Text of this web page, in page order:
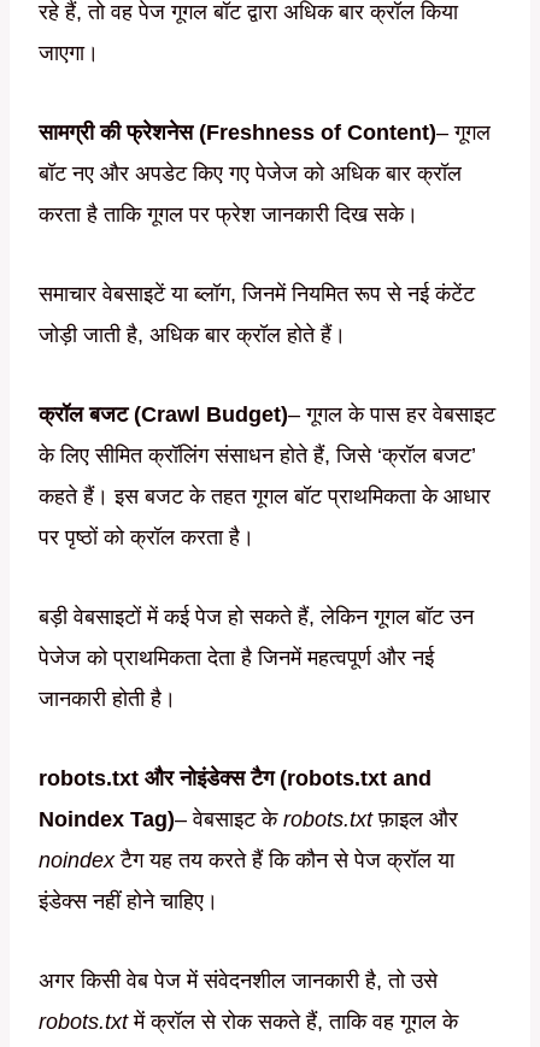
रहे हैं, तो वह पेज गूगल बॉट द्वारा अधिक बार क्रॉल किया
जाएगा।
सामग्री की फ्रेशनेस (Freshness of Content)– गूगल
बॉट नए और अपडेट किए गए पेजेज को अधिक बार क्रॉल
करता है ताकि गूगल पर फ्रेश जानकारी दिख सके।
समाचार वेबसाइटें या ब्लॉग, जिनमें नियमित रूप से नई कंटेंट
जोड़ी जाती है, अधिक बार क्रॉल होते हैं।
क्रॉल बजट (Crawl Budget)– गूगल के पास हर वेबसाइट
के लिए सीमित क्रॉलिंग संसाधन होते हैं, जिसे ‘क्रॉल बजट’
कहते हैं। इस बजट के तहत गूगल बॉट प्राथमिकता के आधार
पर पृष्ठों को क्रॉल करता है।
बड़ी वेबसाइटों में कई पेज हो सकते हैं, लेकिन गूगल बॉट उन
पेजेज को प्राथमिकता देता है जिनमें महत्वपूर्ण और नई
जानकारी होती है।
robots.txt और नोइंडेक्स टैग (robots.txt and
Noindex Tag)– वेबसाइट के robots.txtफ़ाइल और
noindexटैग यह तय करते हैं कि कौन से पेज क्रॉल या
इंडेक्स नहीं होने चाहिए।
अगर किसी वेब पेज में संवेदनशील जानकारी है, तो उसे
robots.txtमें क्रॉल से रोक सकते हैं, ताकि वह गूगल के